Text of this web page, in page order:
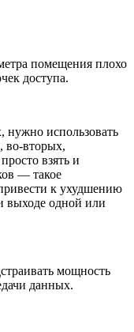
помещения плохо
доступа.
нужно использовать
во-вторых,
взять и
— такое
к ухудшению
выходе одной или
мощность
данных.